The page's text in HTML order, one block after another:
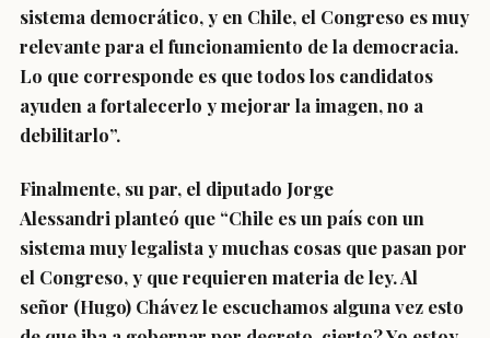
sistema democrático, y en Chile, el Congreso es muy
relevante para el funcionamiento de la democracia.
Lo que corresponde es que todos los candidatos
ayuden a fortalecerlo y mejorar la imagen, no a
debilitarlo”.
Finalmente, su par, el diputado Jorge
Alessandri planteó que “Chile es un país con un
sistema muy legalista y muchas cosas que pasan por
el Congreso, y que requieren materia de ley. Al
señor (Hugo) Chávez le escuchamos alguna vez esto